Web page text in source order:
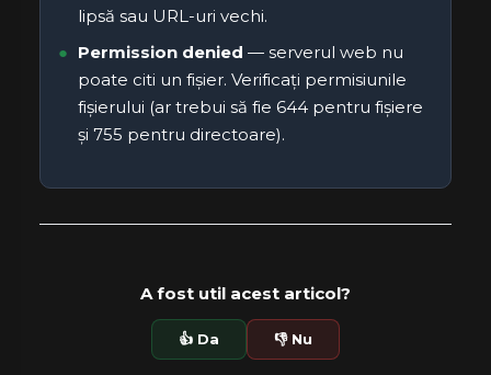
lipsă sau URL-uri vechi.
Permission denied — serverul web nu
poate citi un fișier. Verificați permisiunile
fișierului (ar trebui să fie 644 pentru fișiere
și 755 pentru directoare).
A fost util acest articol?
👍 Da 👎 Nu